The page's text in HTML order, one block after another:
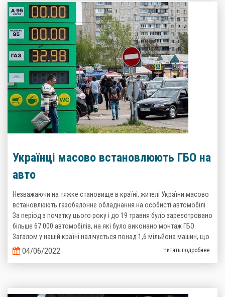
Українці масово встановлюють ГБО на
авто
Незважаючи на тяжке становище в країні, жителі України масово
встановлюють газобалонне обладнання на особисті автомобілі.
За період з початку цього року і до 19 травня було зареєстровано
більше 67 000 автомобілів, на які було виконано монтаж ГБО.
Загалом у нашій країні налічується понад 1,6 мільйона машин, що
пересуваються на зрідженому газі. Такі дані надані Головним
сервісним центром Міністерства Внутрішніх справ України.
04/06/2022 Читать подробнее